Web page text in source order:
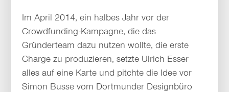
Im April 2014, ein halbes Jahr vor der
Crowdfunding-Kampagne, die das
Gründerteam dazu nutzen wollte, die erste
Charge zu produzieren, setzte Ulrich Esser
alles auf eine Karte und pitchte die Idee vor
Simon Busse vom Dortmunder Designbüro